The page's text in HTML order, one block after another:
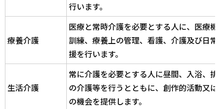
行います。
療養介護
医療と常時介護を必要とする人に、医療
訓練、療養上の管理、看護、介護及び日
援を行います。
生活介護
常に介護を必要とする人に昼間、入浴、
の介護等を行うとともに、創作的活動又
の機会を提供します。